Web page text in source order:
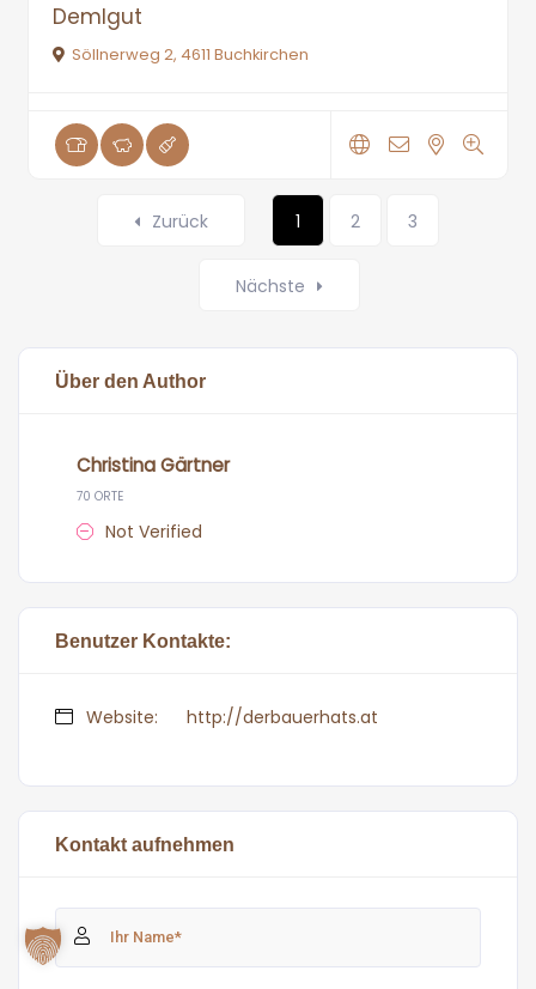
Demlgut
Söllnerweg 2, 4611 Buchkirchen
Zurück 1 2 3
Nächste
Über den Author
Christina Gärtner
70 ORTE
Not Verified
Benutzer Kontakte:
Website: http://derbauerhats.at
Kontakt aufnehmen